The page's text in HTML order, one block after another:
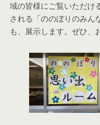
域の皆様にご覧いただけ
される「ののぼりのみ
も、展示します。ぜひ、